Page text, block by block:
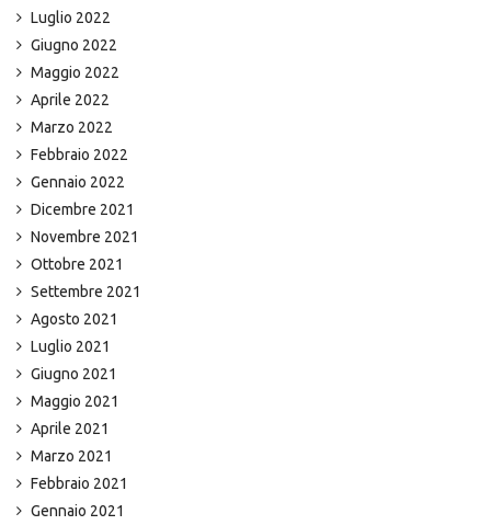
Luglio 2022
Giugno 2022
Maggio 2022
Aprile 2022
Marzo 2022
Febbraio 2022
Gennaio 2022
Dicembre 2021
Novembre 2021
Ottobre 2021
Settembre 2021
Agosto 2021
Luglio 2021
Giugno 2021
Maggio 2021
Aprile 2021
Marzo 2021
Febbraio 2021
Gennaio 2021